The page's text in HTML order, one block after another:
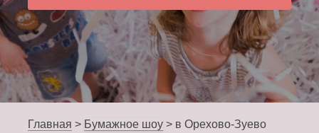
Главная > Бумажное шоу > в Орехово-Зуево